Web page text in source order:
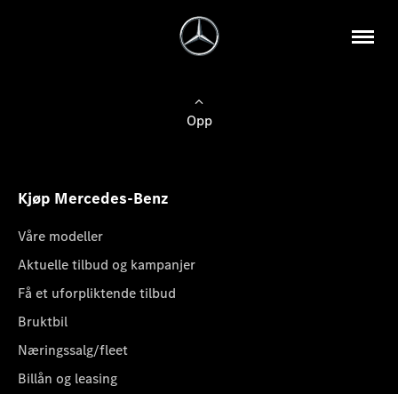
Opp
Kjøp Mercedes-Benz
Våre modeller
Aktuelle tilbud og kampanjer
Få et uforpliktende tilbud
Bruktbil
Næringssalg/fleet
Billån og leasing